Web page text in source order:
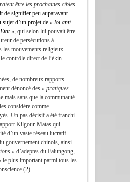
être les prochaines cibles
de signifier peu auparavant
sujet d’un projet de « loi anti-
», qui selon lui pouvait être
de persécutions à
les mouvements religieux
contrôle direct de Pékin.
de nombreux rapports
dénoncé des « pratiques
mais sans que la communauté
considère comme
Un pas décisif a été franchi
Kilgour-Matas qui
d’un vaste réseau lucratif
gouvernement chinois, ainsi
»d’adeptes du Falungong,
le plus important parmi tous les
(2).